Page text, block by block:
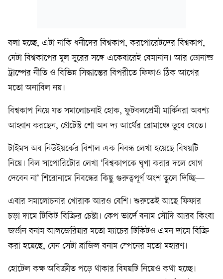
বলা হচ্ছে, এটা নাকি ধনীদের বিশ্বকাপ, করপোরেটদের বিশ্বকাপ,
যেটা বিশ্বকাপের মূল সুরের সঙ্গে একেবারেই বেমানান। আর ডোনাল্ড
ট্রাম্পের নীতি ও বিভিন্ন সিদ্ধান্তের বিপরীতে ফিফাও ঠিক আগের
মতো অনাবিল নয়।
বিশ্বকাপ নিয়ে যত সমালোচনাই হোক, ফুটবলপ্রেমী মার্কিনরা অবশ্য
আহ্বান করছেন, গ্রেটেস্ট শো অন দ্য আর্থের রোমাঞ্চে ডুবে যেতে।
টাইমস অব নিউইয়র্কের বিশাল এক নিবন্ধ লেখা হয়েছে বিষয়টি
নিয়ে। বিল সাপোরিটোর লেখা ‘বিশ্বকাপকে ঘৃণা করার দলে যোগ
দেবেন না’ শিরোনামে নিবন্ধের কিছু গুরুত্বপূর্ণ অংশ তুলে দিচ্ছি—
এবার সমালোচনার খোরাক আরও বেশি। শুরুতেই আছে ফিফার
চড়া দামে টিকিট বিক্রির চেষ্টা। কেপ ভার্দে বনাম সৌদি আরব কিংবা
জর্ডান বনাম আলজেরিয়ার মতো ম্যাচের টিকিটও এমন দামে বিক্রি
করা হয়েছে, যেন সেটা ব্রাজিল বনাম স্পেনের মতো মহারণ।
হোটেল কক্ষ অবিক্রীত পড়ে থাকার বিষয়টি নিয়েও কথা হচ্ছে।